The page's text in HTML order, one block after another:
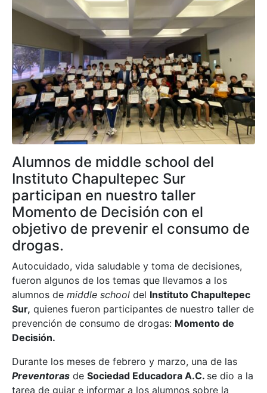
Alumnos de middle school del
Instituto Chapultepec Sur
participan en nuestro taller
Momento de Decisión con el
objetivo de prevenir el consumo de
drogas.
Autocuidado, vida saludable y toma de decisiones,
fueron algunos de los temas que llevamos a los
alumnos de middle school del Instituto Chapultepec
Sur, quienes fueron participantes de nuestro taller de
prevención de consumo de drogas: Momento de
Decisión.
Durante los meses de febrero y marzo, una de las
Preventoras de Sociedad Educadora A.C. se dio a la
tarea de guiar e informar a los alumnos sobre la